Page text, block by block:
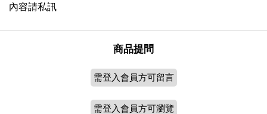
內容請私訊
商品提問
需登入會員方可留言
需登入會員方可瀏覽